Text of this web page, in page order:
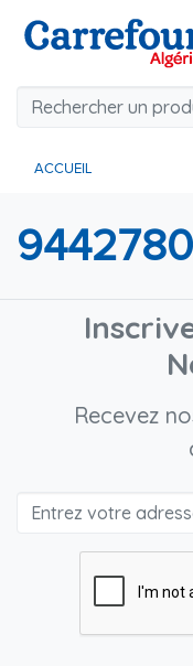
ACCUEIL
Recevez